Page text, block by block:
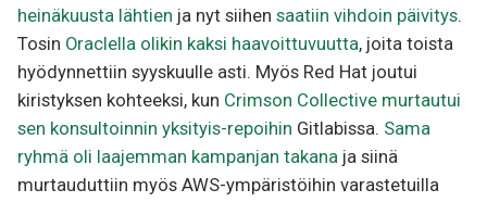
heinäkuusta lähtien ja nyt siihen saatiin vihdoin päivitys.
Tosin Oraclella olikin kaksi haavoittuvuutta, joita toista
hyödynnettiin syyskuulle asti. Myös Red Hat joutui
kiristyksen kohteeksi, kun Crimson Collective murtautui
sen konsultoinnin yksityis-repoihin Gitlabissa. Sama
ryhmä oli laajemman kampanjan takana ja siinä
murtauduttiin myös AWS-ympäristöihin varastetuilla